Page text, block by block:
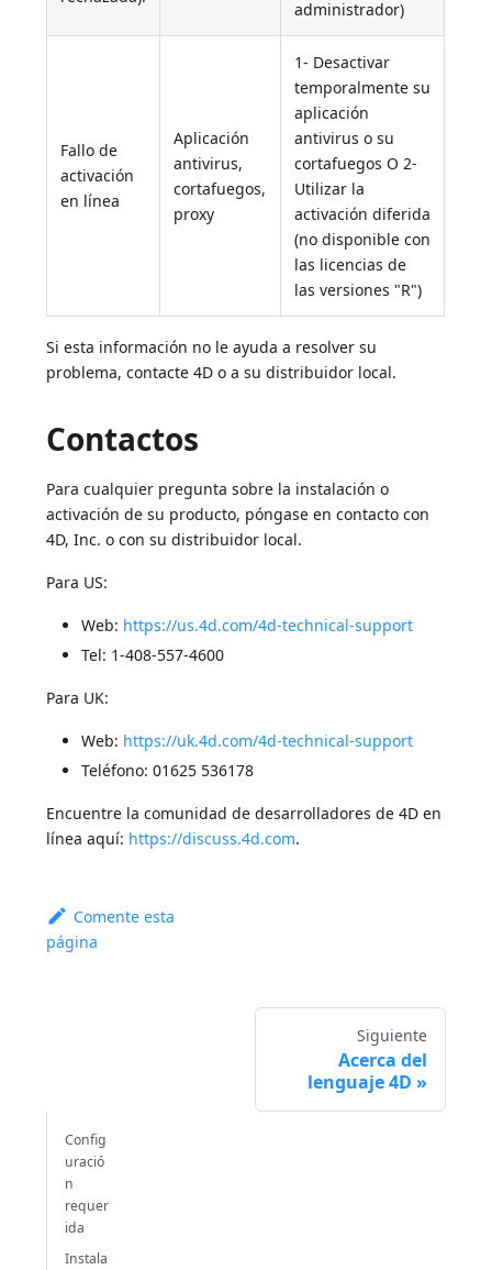
administrador)
Fallo de
activación
en línea
Aplicación
antivirus,
cortafuegos,
proxy
1- Desactivar
temporalmente su
aplicación
antivirus o su
cortafuegos O 2-
Utilizar la
activación diferida
(no disponible con
las licencias de
las versiones "R")
Si esta información no le ayuda a resolver su
problema, contacte 4D o a su distribuidor local.
Contactos
Para cualquier pregunta sobre la instalación o
activación de su producto, póngase en contacto con
4D, Inc. o con su distribuidor local.
Para US:
Web: https://us.4d.com/4d-technical-support
Tel: 1-408-557-4600
Para UK:
Web: https://uk.4d.com/4d-technical-support
Teléfono: 01625 536178
Encuentre la comunidad de desarrolladores de 4D en
línea aquí: https://discuss.4d.com.
Comente esta
página
Siguiente
Acerca del
lenguaje 4D
Config
uració
n
requer
ida
Instala